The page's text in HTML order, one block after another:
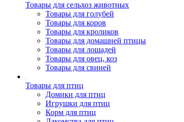
Товары для сельхоз животных
Товары для голубей
Товары для коров
Товары для кроликов
Товары для домашней птицы
Товары для лошадей
Товары для овец, коз
Товары для свиней
Товары для птиц
Домики для птиц
Игрушки для птиц
Корм для птиц